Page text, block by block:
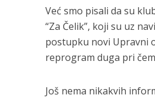
Već smo pisali da su
“Za Čelik”, koji su uz
postupku novi Upravni
reprogram duga pri
Još nema nikakvih